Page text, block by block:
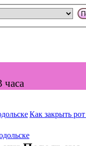
часа
Как закрыть